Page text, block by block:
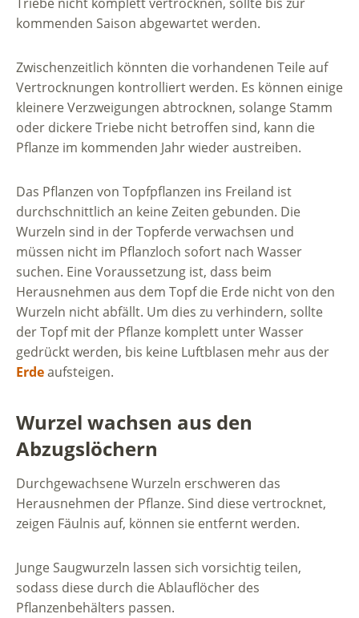
kommenden Saison abgewartet werden.
Zwischenzeitlich könnten die vorhandenen Teile auf
Vertrocknungen kontrolliert werden. Es können einige
kleinere Verzweigungen abtrocknen, solange Stamm
oder dickere Triebe nicht betroffen sind, kann die
Pflanze im kommenden Jahr wieder austreiben.
Das Pflanzen von Topfpflanzen ins Freiland ist
durchschnittlich an keine Zeiten gebunden. Die
Wurzeln sind in der Topferde verwachsen und
müssen nicht im Pflanzloch sofort nach Wasser
suchen. Eine Voraussetzung ist, dass beim
Herausnehmen aus dem Topf die Erde nicht von den
Wurzeln nicht abfällt. Um dies zu verhindern, sollte
der Topf mit der Pflanze komplett unter Wasser
gedrückt werden, bis keine Luftblasen mehr aus der
Erdeaufsteigen.
Wurzel wachsen aus den
Abzugslöchern
Durchgewachsene Wurzeln erschweren das
Herausnehmen der Pflanze. Sind diese vertrocknet,
zeigen Fäulnis auf, können sie entfernt werden.
Junge Saugwurzeln lassen sich vorsichtig teilen,
sodass diese durch die Ablauflöcher des
Pflanzenbehälters passen.